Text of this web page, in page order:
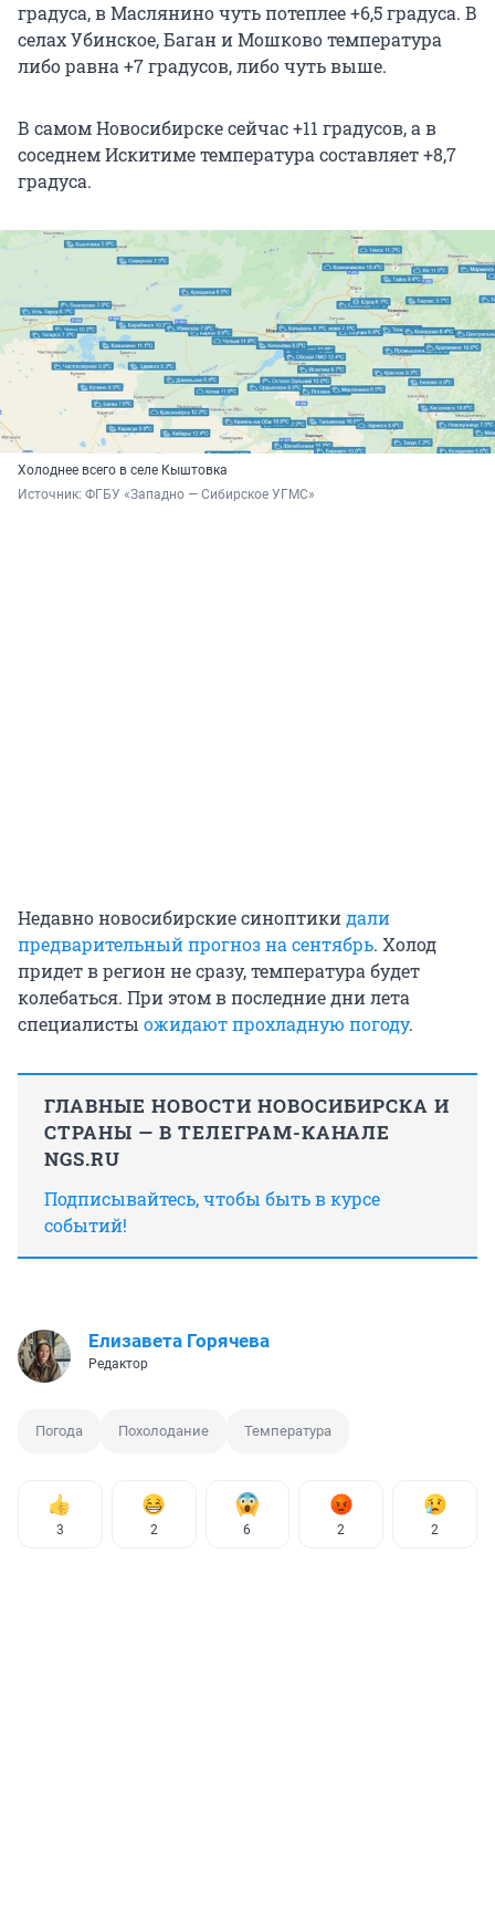
градуса, в Маслянино чуть потеплее +6,5 градуса. В
селах Убинское, Баган и Мошково температура
либо равна +7 градусов, либо чуть выше.
В самом Новосибирске сейчас +11 градусов, а в
соседнем Искитиме температура составляет +8,7
градуса.
Холоднее всего в селе Кыштовка
Источник: ФГБУ «Западно — Сибирское УГМС»
Недавно новосибирские синоптикидали
предварительный прогноз на сентябрь. Холод
придет в регион не сразу, температура будет
колебаться. При этом в последние дни лета
специалисты ожидают прохладную погоду.
ГЛАВНЫЕ НОВОСТИ НОВОСИБИРСКА И
СТРАНЫ — В ТЕЛЕГРАМ-КАНАЛЕ
NGS.RU
Подписывайтесь, чтобы быть в курсе
событий!
Елизавета Горячева
Редактор
Погода Похолодание Температура
3 2 6 2 2